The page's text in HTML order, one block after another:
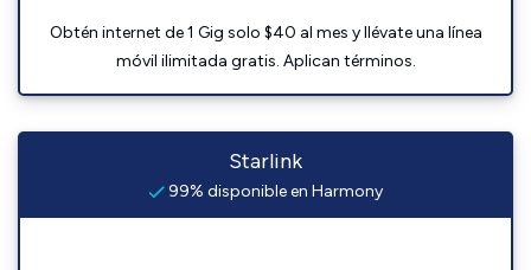
Obtén internet de 1 Gig solo $40 al mes y llévate una línea
móvil ilimitada gratis. Aplican términos.
Starlink
99% disponible en Harmony